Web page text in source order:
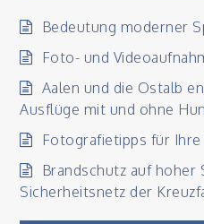
Bedeutung moderner
Foto- und
Aalen und die Ostalb
Ausflüge mit und ohne
Fotografietipps für
Brandschutz auf hoher
Sicherheitsnetz der